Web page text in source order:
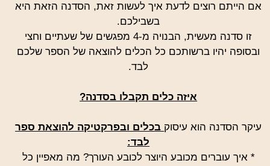
אם הייתם רוצים לדעת איך לעשות זאת, הסדנה הזאת היא
בשבילכם.
זו סדנה מעשית, הבנויה מ-4 מפגשים של שעתיים וחצי
ובסופה יהיו ברשותכם כל הכלים להוצאה של הספר שלכם
לבד.
איזה כלים תקבלו בסדנה?
עיקר הסדנה הוא עיסוק בכלים ובפרקטיקה להוצאת ספר
לבד:
* איך עוברים מכובע היוצר לכובע העורך? מה מאפיין כל